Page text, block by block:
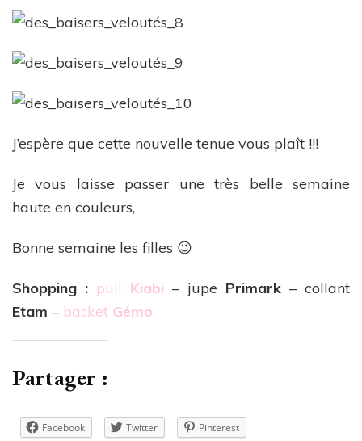
J’espère que cette nouvelle tenue vous plaît !!!
Je vous laisse passer une très belle semaine
haute en couleurs,
Bonne semaine les filles 😉
Shopping : pull Kiabi – jupe Primark – collant
Etam – basket Gémo
Partager :
Facebook Twitter Pinterest